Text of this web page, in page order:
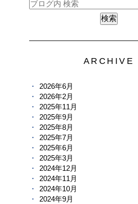
ARCHIVE
2026年6月
2026年2月
2025年11月
2025年9月
2025年8月
2025年7月
2025年6月
2025年3月
2024年12月
2024年11月
2024年10月
2024年9月